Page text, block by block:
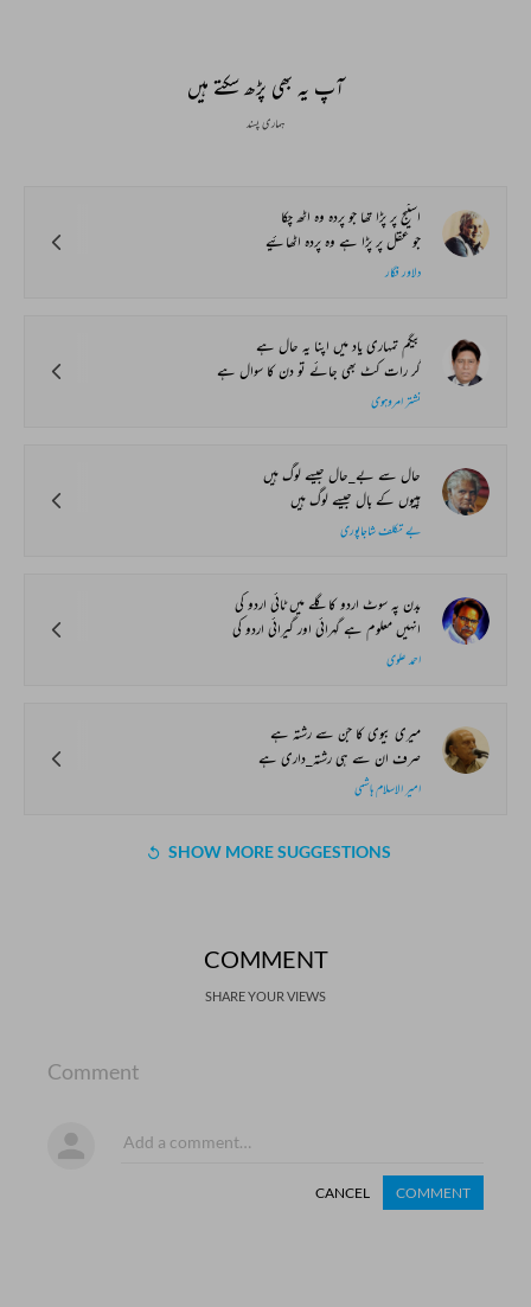
آپ یہ بھی پڑھ سکتے ہیں
ہماری پسند
اسٹیج پر پڑا تھا جو پردہ وہ اٹھ چکا
جو عقل پر پڑا ہے وہ پردہ اٹھائیے
دلاور فگار
بیگم تمہاری یاد میں اپنا یہ حال ہے
گر رات کٹ بھی جائے تو دن کا سوال ہے
نشتر امروہوی
حال سے بے_حال جیسے لوگ ہیں
ہپیوں کے بال جیسے لوگ ہیں
بے تکلف شاجاپوری
بدن پہ سوٹ اردو کا گلے میں ٹائی اردو کی
انہیں معلوم ہے گہرائی اور گیرائی اردو کی
احمد علوی
میری بیوی کا جن سے رشتہ ہے
صرف ان سے ہی رشتہ_داری ہے
امیر الاسلام ہاشمی
SHOW MORE SUGGESTIONS
COMMENT
SHARE YOUR VIEWS
Comment
CANCEL COMMENT